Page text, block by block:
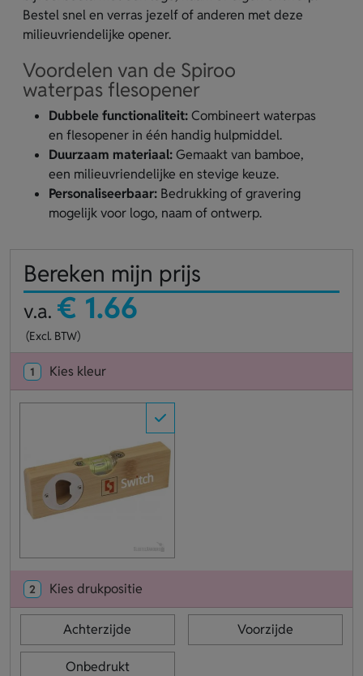
Bestel snel en verras jezelf of anderen met deze
milieuvriendelijke opener.
Voordelen van de Spiroo
waterpas flesopener
Dubbele functionaliteit:Combineert waterpas
en flesopener in één handig hulpmiddel.
Duurzaam materiaal:Gemaakt van bamboe,
een milieuvriendelijke en stevige keuze.
Personaliseerbaar: Bedrukking of gravering
mogelijk voor logo, naam of ontwerp.
Bereken mijn prijs
v.a. € 1.66
(Excl. BTW)
1 Kies kleur
2 Kies drukpositie
Achterzijde Voorzijde
Onbedrukt